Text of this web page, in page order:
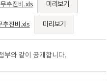
추진비.xls 미리보기
추진비.xls 미리보기
부와 같이 공개합니다.